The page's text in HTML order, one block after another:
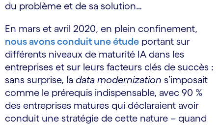
du problème et de sa solution…
En mars et avril 2020, en plein confinement,
nous avons conduit une étude portant sur
différents niveaux de maturité IA dans les
entreprises et sur leurs facteurs clés de succès :
sans surprise, la data modernization s’imposait
comme le prérequis indispensable, avec 90 %
des entreprises matures qui déclaraient avoir
conduit une stratégie de cette nature – quand